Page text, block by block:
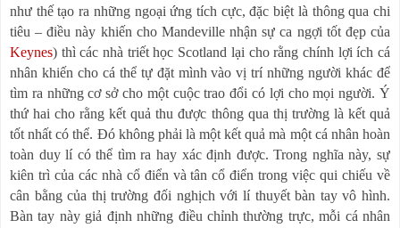
như thế tạo ra những ngoại ứng tích cực, đặc biệt là thông qua chi
tiêu– điều này khiến cho Mandeville nhận sự ca ngợi tốt đẹp của
Keynes) thì các nhà triết học Scotland lại cho rằng chính lợi ích cá
nhân khiến cho cá thể tự đặt mình vào vị trí những người khác để
tìm ra những cơ sở cho một cuộc trao đổi có lợi cho mọi người. Ý
thứ hai cho rằng kết quả thu được thông qua thị trường là kết quả
tốt nhất có thể. Đó không phải là một kết quả mà một cá nhân hoàn
toàn duy lí có thể tìm ra hay xác định được. Trong nghĩa này, sự
kiên trì của các nhà cổ điển và tân cổ điển trong việc qui chiếu về
cân bằng của thị trường đối nghịch với lí thuyết bàn tay vô hình.
Bàn tay này giả định những điều chỉnh thường trực, mỗi cá nhân